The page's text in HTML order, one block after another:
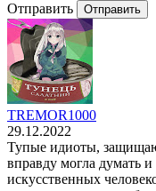
Отправить Отправить
TREMOR1000
29.12.2022
Тупые идиоты,
вправду могла думать
искусственных